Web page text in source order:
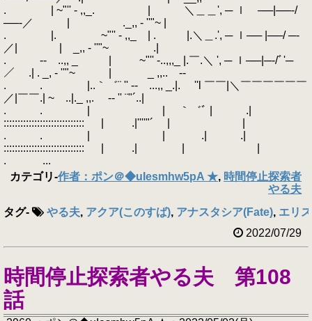
. | ~"'' - ,,_. | ＼＿＿', ─ ｌ ──|──‐/
──‐／ | ._,, - ''"~ |
. |. ~"'' - ,,_ | . |.＼＿.', ─ ｌ── |──/ ─‐
／| | _,, - ''"~ .|
. ‐- ..,, _ | ~"'' -..,,,_ |.￣.＼ ', ─ ｌ──|─‐/ﾞ'─
／ .| . _, - ''"~ | _ ,,.. -‐
. . |..｀゛¨ '' ‐- ...,, _.|. ''l ￣￣|＼￣￣￣￣￣￣
／|￣￣.| ~ ..|._ ,,. -‐ '' ¨"´..|
. . | | ｀゛ﾞ | .|
::::::::::::::::::::::::::::: | .|''''"´ | |
. . | | .| .|
::::::::::::::::::::::::::::: | .| | |
. ...
カテゴリ-作者：ポン＠◆uIesmhw5pA ★, 時間停止探索者
やる夫
タグ- やる夫, アクア(このすば), アナスタシア(Fate), エリ
2022/07/29
時間停止探索者やる夫 第108
話